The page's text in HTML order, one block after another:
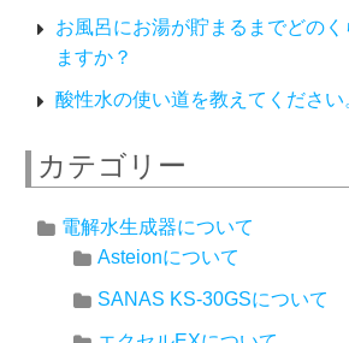
お風呂にお湯が貯まるまでどのく
ますか？
酸性水の使い道を教えてください
カテゴリー
電解水生成器について
Asteionについて
SANAS KS-30GSについて